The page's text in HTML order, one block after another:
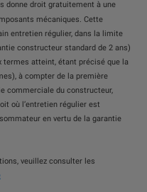
donne droit gratuitement à une
mécaniques. Cette
entretien régulier, dans la limite
constructeur standard de 2 ans)
termes atteint, étant précisé que la
à compter de la première
commerciale du constructeur,
où l’entretien régulier est
en vertu de la garantie
veuillez consulter les